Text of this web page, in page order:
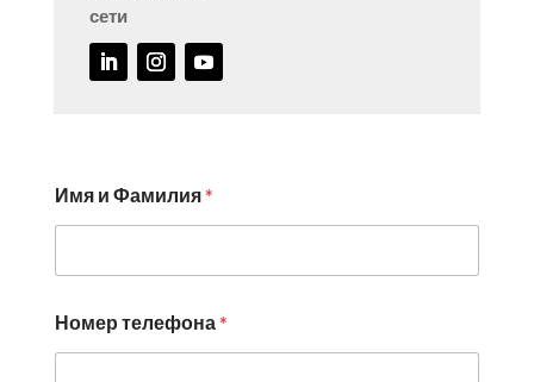
сети
Имя и Фамилия *
Номер телефона *